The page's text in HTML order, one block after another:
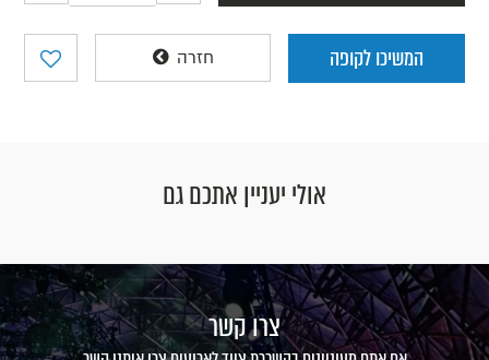
המשיכו לקופה חזרה
אולי יעניין אתכם גם
צרו קשר